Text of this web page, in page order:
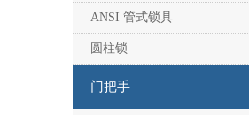
ANSI 管式锁具
圆柱锁
门把手